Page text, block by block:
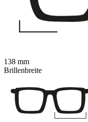
138 mm
Brillenbreite